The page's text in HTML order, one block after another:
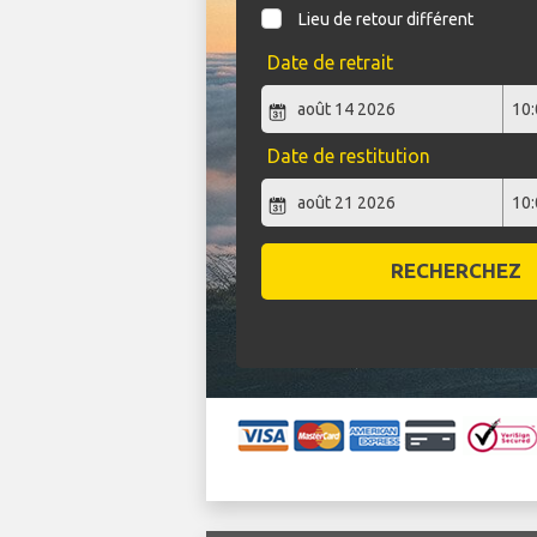
Lieu de retour différent
Date de retrait
Date de restitution
RECHERCHEZ